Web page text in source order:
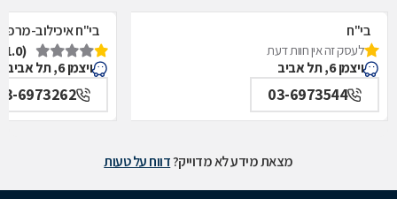
בי"ח
איכילוב-אף,אוזן,גרון,ניתוחי-ראש,צוואר,פה,לסתות-מערך,
תל אביב
לעסק זה אין חוות דעת
ויצמן 6, תל אביב
03-6973544
בי"ח איכילוב-
תל אביב
(1.0)
ויצמן 6, תל אביב
6973262
מצאת מידע לא מדוייק?דווח על טעות